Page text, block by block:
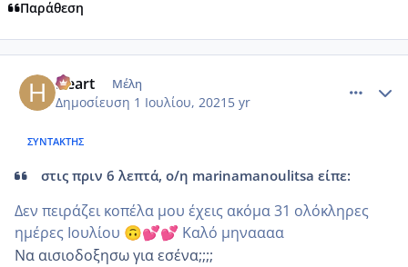
Παράθεση
Heart Μέλη
Δημοσίευση 1 Ιουλίου, 2021 5 yr
ΣΥΝΤΆΚΤΗΣ
στις πριν 6 λεπτά, ο/η marinamanoulitsa είπε:
Δεν πειράζει κοπέλα μου έχεις ακόμα 31 ολόκληρες
ημέρες Ιουλίου 🙃💕💕 Καλό μηναααα
Να αισιοδοξησω για εσένα;;;;